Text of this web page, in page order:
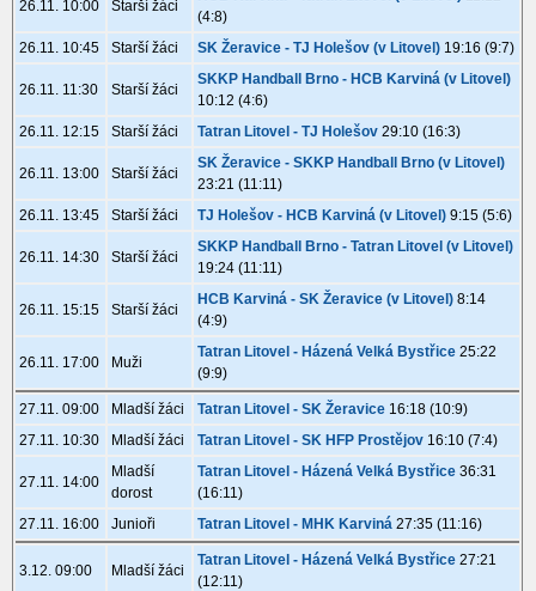
26.11. 10:00 Starší žáci
(4:8)
26.11. 10:45
Starší žáci SK Žeravice - TJ Holešov (v Litovel) 19:16 (9:7)
26.11. 11:30 Starší žáci
SKKP Handball Brno - HCB Karviná (v Litovel)
10:12 (4:6)
26.11. 12:15
Starší žáci Tatran Litovel - TJ Holešov 29:10 (16:3)
26.11. 13:00 Starší žáci
SK Žeravice - SKKP Handball Brno (v Litovel)
23:21 (11:11)
26.11. 13:45
Starší žáci TJ Holešov - HCB Karviná (v Litovel) 9:15 (5:6)
26.11. 14:30 Starší žáci
SKKP Handball Brno - Tatran Litovel (v Litovel)
19:24 (11:11)
26.11. 15:15 Starší žáci
HCB Karviná - SK Žeravice (v Litovel) 8:14
(4:9)
26.11. 17:00 Muži
Tatran Litovel - Házená Velká Bystřice 25:22
(9:9)
27.11. 09:00 Mladší žáci Tatran Litovel - SK Žeravice 16:18 (10:9)
27.11. 10:30
Mladší žáci Tatran Litovel - SK HFP Prostějov 16:10 (7:4)
27.11. 14:00
Mladší
dorost
Tatran Litovel - Házená Velká Bystřice 36:31
(16:11)
27.11. 16:00
Junioři Tatran Litovel - MHK Karviná 27:35 (11:16)
3.12. 09:00 Mladší žáci
Tatran Litovel - Házená Velká Bystřice 27:21
(12:11)